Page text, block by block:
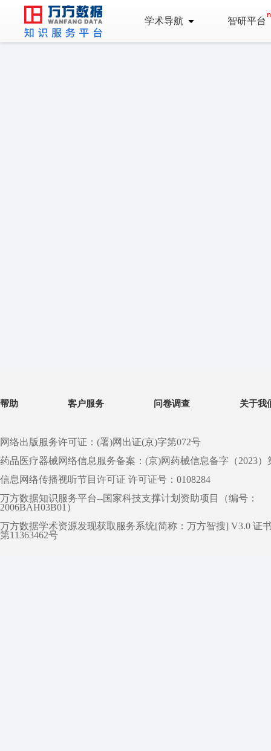
学术导航 智研平台
帮助 客户服务 问卷调查 关于我
网络出版服务许可证：(署)网出证(京)字第072号
药品医疗器械网络信息服务备案：(京)网药械信息备字（2023）
信息网络传播视听节目许可证 许可证号：0108284
万方数据知识服务平台--国家科技支撑计划资助项目（编号：
2006BAH03B01）
万方数据学术资源发现获取服务系统[简称：万方智搜] V3.0 证
第11363462号